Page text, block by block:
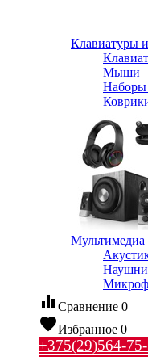
Клавиатуры
Мыши
Наборы
Мультимедиа
equalizer Сравнение 0
favoriteИзбранное 0
+375(29)564-